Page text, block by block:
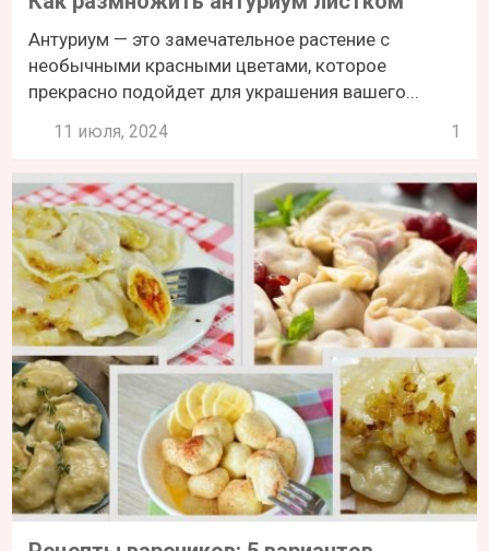
Антуриум — это замечательное растение с
необычными красными цветами, которое
прекрасно подойдет для украшения вашего...
11 июля, 2024 1